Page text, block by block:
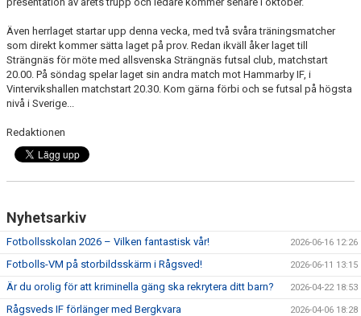
Även herrlaget startar upp denna vecka, med två svåra träningsmatcher
som direkt kommer sätta laget på prov. Redan ikväll åker laget till
Strängnäs för möte med allsvenska Strängnäs futsal club, matchstart
20.00. På söndag spelar laget sin andra match mot Hammarby IF, i
Vintervikshallen matchstart 20.30. Kom gärna förbi och se futsal på högsta
nivå i Sverige...
Redaktionen
Nyhetsarkiv
Fotbollsskolan 2026 – Vilken fantastisk vår! 2026-06-16 12:26
Fotbolls-VM på storbildsskärm i Rågsved! 2026-06-11 13:15
Är du orolig för att kriminella gäng ska rekrytera ditt barn? 2026-04-22 18:53
Rågsveds IF förlänger med Bergkvara 2026-04-06 18:28